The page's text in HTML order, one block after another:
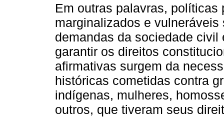
Em outras palavras,
marginalizados e
demandas da sociedade
garantir os direitos
afirmativas surgem da
históricas cometidas contra
indígenas, mulheres,
outros, que tiveram seus